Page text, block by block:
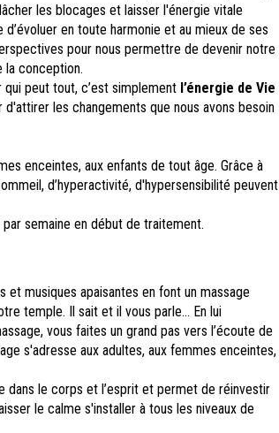
les blocages et laisser l'énergie vitale
en toute harmonie et au mieux de ses
pour nous permettre de devenir notre
la conception.
peut tout, c’est simplement l’énergie de Vie
les changements que nous avons besoin
enceintes, aux enfants de tout âge. Grâce à
d’hyperactivité, d'hypersensibilité peuvent
par semaine en début de traitement.
musiques apaisantes en font un massage
temple. Il sait et il vous parle… En lui
vous faites un grand pas vers l’écoute de
s'adresse aux adultes, aux femmes enceintes,
le corps et l’esprit et permet de réinvestir
le calme s'installer à tous les niveaux de